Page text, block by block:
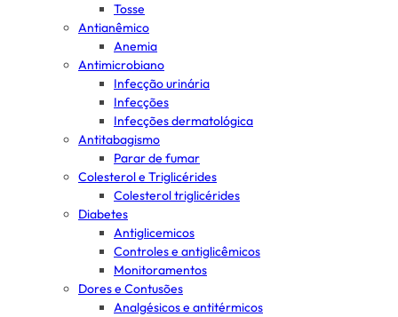
Tosse
Antianêmico
Anemia
Antimicrobiano
Infecção urinária
Infecções
Infecções dermatológica
Antitabagismo
Parar de fumar
Colesterol e Triglicérides
Colesterol triglicérides
Diabetes
Antiglicemicos
Controles e antiglicêmicos
Monitoramentos
Dores e Contusões
Analgésicos e antitérmicos